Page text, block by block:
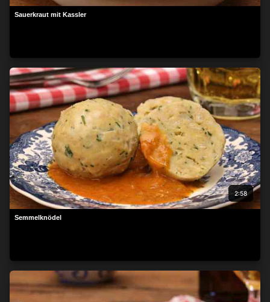
Sauerkraut mit Kassler
2:58
Semmelknödel